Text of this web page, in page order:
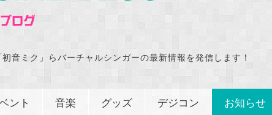
音ミク」らバーチャルシンガーの最新情報を発信します！
ント 音楽 グッズ デジコン お知らせ